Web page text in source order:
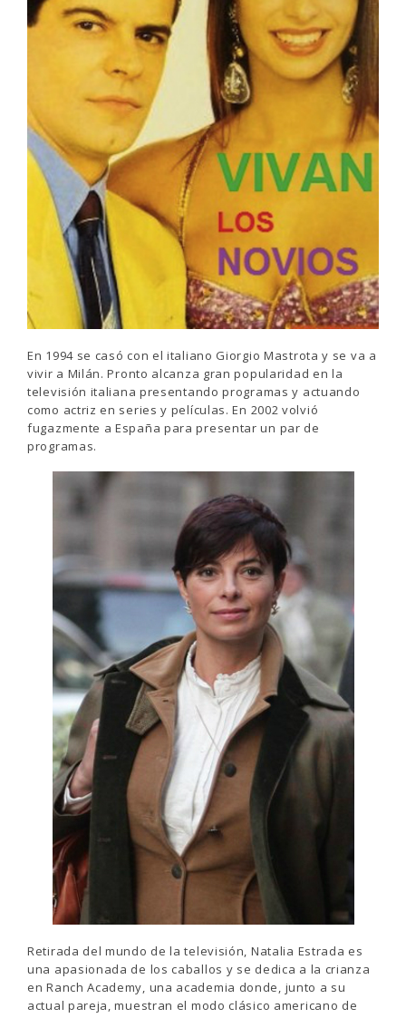
En 1994 se casó con el italiano Giorgio Mastrota y se va a
vivir a Milán. Pronto alcanza gran popularidad en la
televisión italiana presentando programas y actuando
como actriz en series y películas. En 2002 volvió
fugazmente a España para presentar un par de
programas.
Retirada del mundo de la televisión, Natalia Estrada es
una apasionada de los caballos y se dedica a la crianza
en Ranch Academy, una academia donde, junto a su
actual pareja, muestran el modo clásico americano de